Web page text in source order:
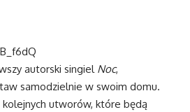
autorski singiel Noc,
samodzielnie w swoim domu.
utworów, które będą